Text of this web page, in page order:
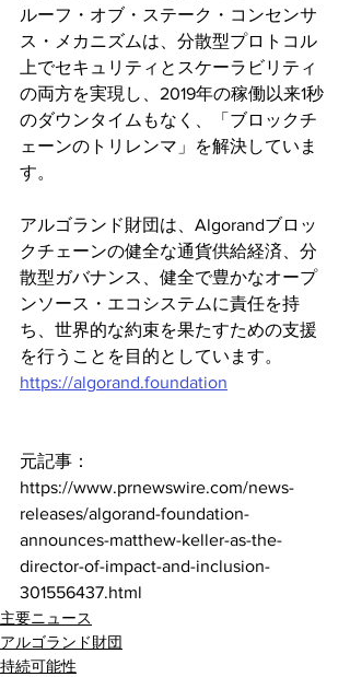
ルーフ・オブ・ステーク・コンセンサ
ス・メカニズムは、分散型プロトコル
上でセキュリティとスケーラビリティ
の両方を実現し、2019年の稼働以来1秒
のダウンタイムもなく、「ブロックチ
ェーンのトリレンマ」を解決していま
す。
アルゴランド財団は、Algorandブロッ
クチェーンの健全な通貨供給経済、分
散型ガバナンス、健全で豊かなオープ
ンソース・エコシステムに責任を持
ち、世界的な約束を果たすための支援
を行うことを目的としています。
https://algorand.foundation
元記事：
https://www.prnewswire.com/news-
releases/algorand-foundation-
announces-matthew-keller-as-the-
director-of-impact-and-inclusion-
301556437.html
主要ニュース
アルゴランド財団
持続可能性